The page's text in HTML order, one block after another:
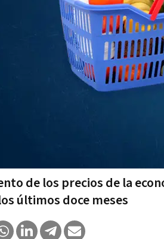
de los precios de la
últimos doce meses